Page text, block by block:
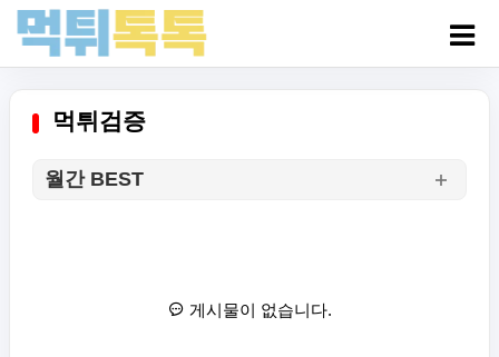
먹튀검증
월간 BEST
게시물이 없습니다.